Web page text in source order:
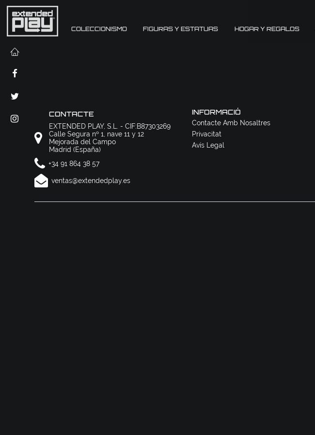
COLECCIONISMO FIGURAS Y ESTATUAS HOGAR Y REGALOS
CONTACTE
EXTENDED PLAY, S.L. - CIF:B87303269
Calle Segura nº 1, nave 11 y 12
Mejorada del Campo
Madrid (España)
+34 91 864 38 57
ventas@extendedplay.es
INFORMACIÓ
Contacte Amb Nosaltres
Privacitat
Avís Legal